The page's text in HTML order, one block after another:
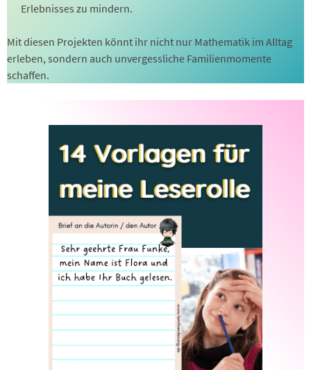
Erlebnisses zu mindern.
Mit diesen Projekten könnt ihr nicht nur Mathematik im Alltag
erleben, sondern auch unvergessliche Familienmomente
schaffen.